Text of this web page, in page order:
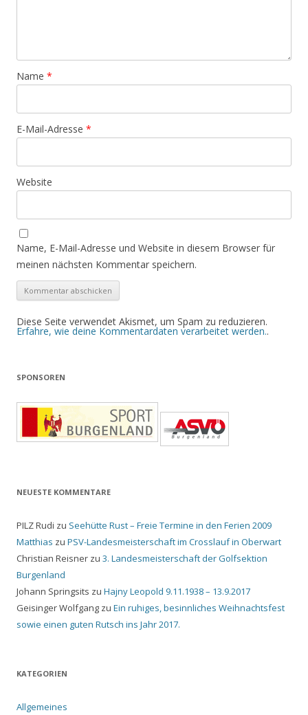
Name *
E-Mail-Adresse *
Website
Name, E-Mail-Adresse und Website in diesem Browser für
meinen nächsten Kommentar speichern.
Diese Seite verwendet Akismet, um Spam zu reduzieren.
Erfahre, wie deine Kommentardaten verarbeitet werden..
SPONSOREN
NEUESTE KOMMENTARE
PILZ Rudi zu Seehütte Rust – Freie Termine in den Ferien 2009
Matthias zu PSV-Landesmeisterschaft im Crosslauf in Oberwart
Christian Reisner zu 3. Landesmeisterschaft der Golfsektion
Burgenland
Johann Springsits zu Hajny Leopold 9.11.1938 – 13.9.2017
Geisinger Wolfgang zu Ein ruhiges, besinnliches Weihnachtsfest
sowie einen guten Rutsch ins Jahr 2017.
KATEGORIEN
Allgemeines